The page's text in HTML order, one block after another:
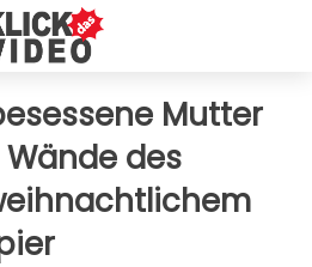
Mutter
des